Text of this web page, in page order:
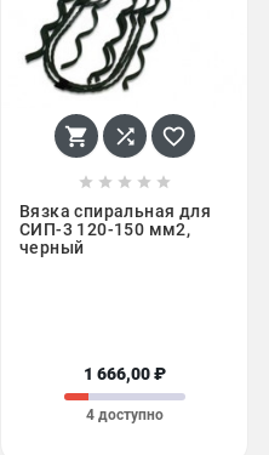
  
    
Вязка спиральная для
СИП-3 120-150 мм2,
черный
1 666,00 ₽
4 доступно